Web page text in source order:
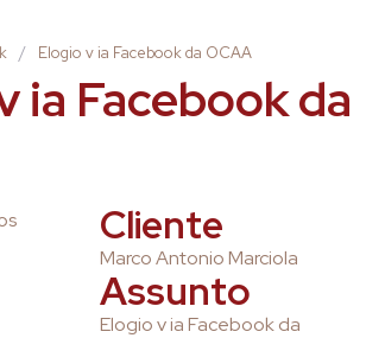
/ Elogio v ia Facebook da OCAA
ia Facebook da
Cliente
Marco Antonio Marciola
Assunto
Elogio v ia Facebook da